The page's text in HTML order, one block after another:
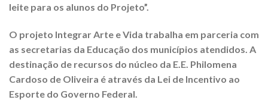
leite para os alunos do Projeto”.
O projeto Integrar Arte e Vida trabalha em parceria com
as secretarias da Educação dos municípios atendidos. A
destinação de recursos do núcleo da E.E. Philomena
Cardoso de Oliveira é através da Lei de Incentivo ao
Esporte do Governo Federal.